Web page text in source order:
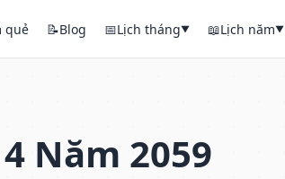
quẻ 📝Blog 📅Lịch tháng▼ 📖Lịch năm▼
Năm 2059